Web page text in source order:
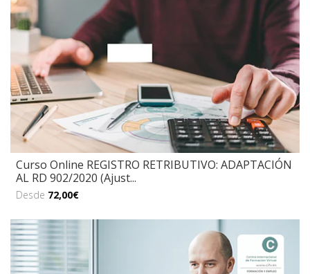
Curso Online REGISTRO RETRIBUTIVO: ADAPTACIÓN
AL RD 902/2020 (Ajust...
Desde 72,00€